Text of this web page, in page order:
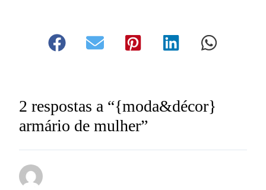
2 respostas a “{moda&décor}
armário de mulher”